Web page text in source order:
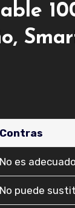
Contras
No es
No puede